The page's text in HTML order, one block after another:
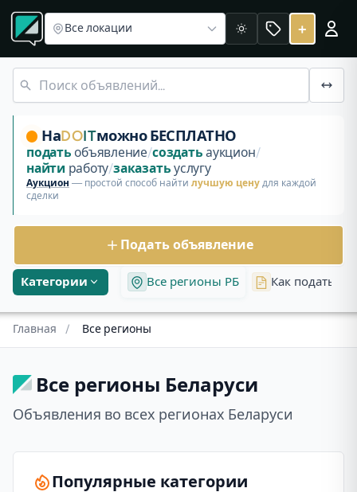
Все регионы Беларуси
Объявления во всех регионах Беларуси. Найдите
Все локации Светлая +
Категории Все регионы РБ Как подать
НаDOITможно БЕСПЛАТНО
подать объявление/создать аукцион/
найти работу/заказать услугу
Аукцион — простой способ найти лучшую цену для каждой
сделки
Подать объявление
Главная / Все регионы
Все регионы Беларуси
Объявления во всех регионах Беларуси
Популярные категории